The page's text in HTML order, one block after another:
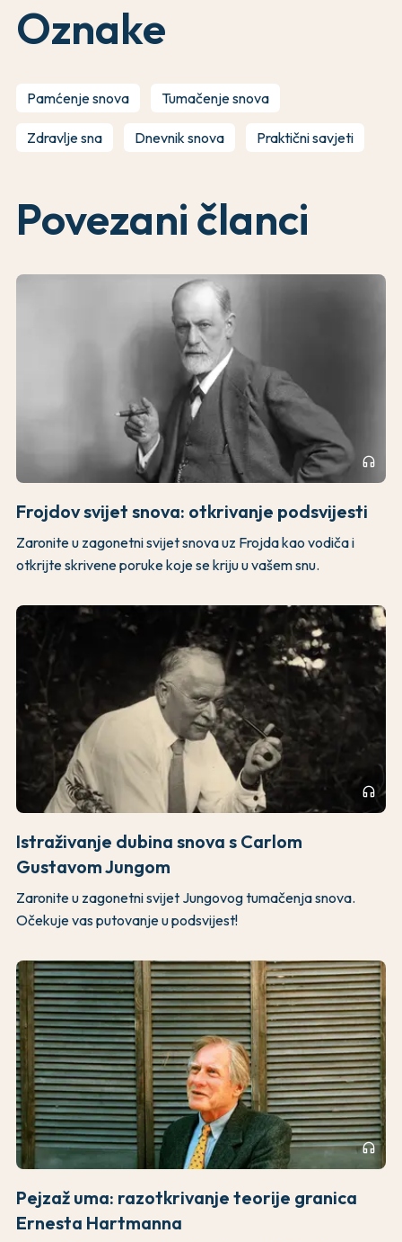
Oznake
Pamćenje snova Tumačenje snova
Zdravlje sna Dnevnik snova Praktični savjeti
Povezani članci
headphones
Frojdov svijet snova: otkrivanje podsvijesti
Zaronite u zagonetni svijet snova uz Frojda kao vodiča i
otkrijte skrivene poruke koje se kriju u vašem snu.
headphones
Istraživanje dubina snova s Carlom
Gustavom Jungom
Zaronite u zagonetni svijet Jungovog tumačenja snova.
Očekuje vas putovanje u podsvijest!
headphones
Pejzaž uma: razotkrivanje teorije granica
Ernesta Hartmanna